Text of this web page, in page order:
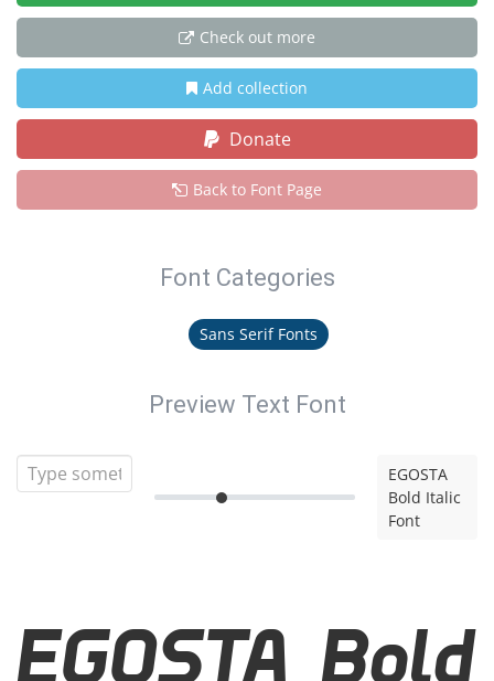
Check out more
Add collection
Donate
Back to Font Page
Font Categories
Sans Serif Fonts
Preview Text Font
EGOSTA
Bold Italic
Font
EGOSTA Bold